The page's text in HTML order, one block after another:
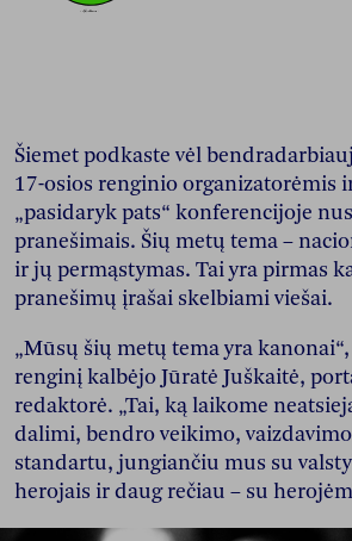
Šiemet podkaste vėl
17-osios renginio organizatorėmis
„pasidaryk pats“ konferencijoje
pranešimais. Šių metų tema –
ir jų permąstymas. Tai yra pirmas
pranešimų įrašai skelbiami viešai.
„Mūsų šių metų tema yra
renginį kalbėjo Jūratė Juškaitė,
redaktorė. „Tai, ką laikome
dalimi, bendro veikimo,
standartu, jungiančiu mus su
herojais ir daug rečiau – su